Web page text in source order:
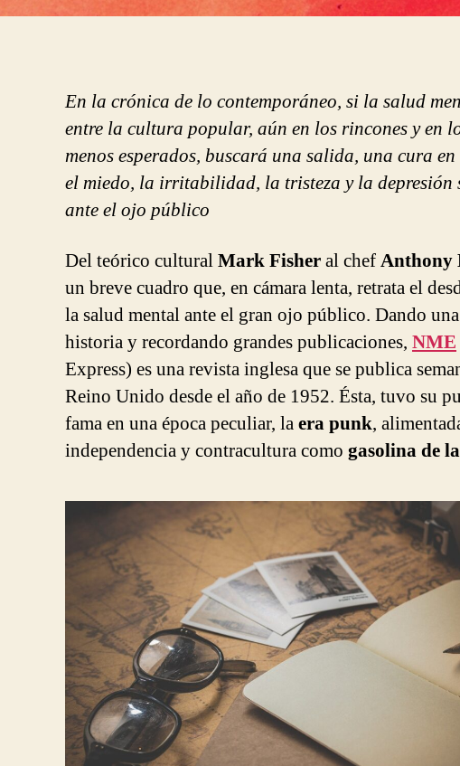
En la crónica de lo contemporáneo, si la salud
entre la cultura popular, aún en los rincones y en
menos esperados, buscará una salida, una cura en
el miedo, la irritabilidad, la tristeza y la depresión
ante el ojo público
Del teórico culturalMark Fisheral chefAnthony
un breve cuadro que, en cámara lenta, retrata el
la salud mental ante el gran ojo público. Dando
historia y recordando grandes publicaciones, NME
Express) es una revista inglesa que se publica
Reino Unido desde el año de 1952. Ésta, tuvo su
fama en una época peculiar, laera punk,
independencia y contracultura como gasolina de